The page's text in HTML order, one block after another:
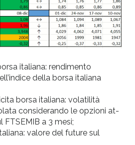
italiana: rendimento
della borsa italiana
borsa italiana: volatilità
considerando le opzioni at-
a 3 mesi;
valore del future sul